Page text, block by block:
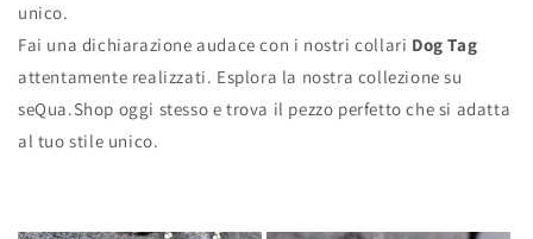
unico.
Fai una dichiarazione audace con i nostri collari Dog Tag
attentamente realizzati. Esplora la nostra collezione su
seQua.Shop oggi stesso e trova il pezzo perfetto che si adatta
al tuo stile unico.